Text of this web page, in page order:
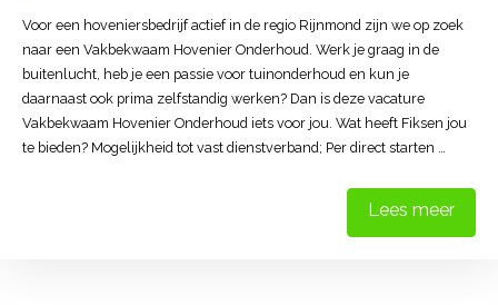
Voor een hoveniersbedrijf actief in de regio Rijnmond zijn we op zoek
naar een Vakbekwaam Hovenier Onderhoud. Werk je graag in de
buitenlucht, heb je een passie voor tuinonderhoud en kun je
daarnaast ook prima zelfstandig werken? Dan is deze vacature
Vakbekwaam Hovenier Onderhoud iets voor jou. Wat heeft Fiksen jou
te bieden? Mogelijkheid tot vast dienstverband; Per direct starten …
Lees meer